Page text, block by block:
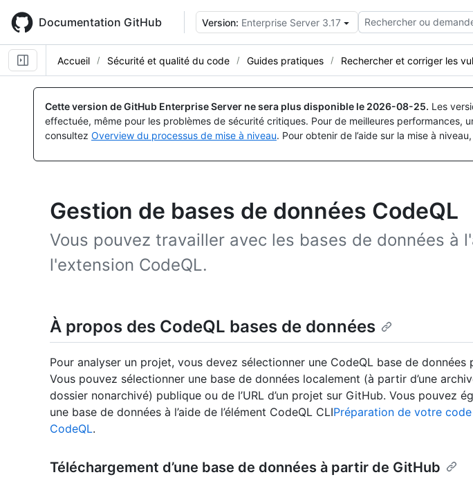
main
content
Documentation GitHub Version: Enterprise Server 3.17 Rechercher ou
Accueil Sécurité et qualité du code Guides pratiques Rechercher et corriger les
Cette version de GitHub Enterprise Server ne sera plus disponible le 2026-08-25. Les
effectuée, même pour les problèmes de sécurité critiques. Pour de meilleures performances,
consultez Overview du processus de mise à niveau. Pour obtenir de l’aide sur la mise à
Gestion de bases de données CodeQL
Vous pouvez travailler avec les bases de données à
l'extension CodeQL.
À propos des CodeQL bases de données
Pour analyser un projet, vous devez sélectionner une CodeQL base de données
Vous pouvez sélectionner une base de données localement (à partir d’une
dossier nonarchivé) publique ou de l’URL d’un projet sur GitHub. Vous pouvez
une base de données à l’aide de l’élément CodeQL CLIPréparation de votre code
CodeQL.
Téléchargement d’une base de données à partir de GitHub